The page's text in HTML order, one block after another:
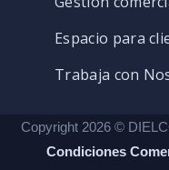
Espacio para
Trabaja con
Copyright 2026 ©
Condiciones